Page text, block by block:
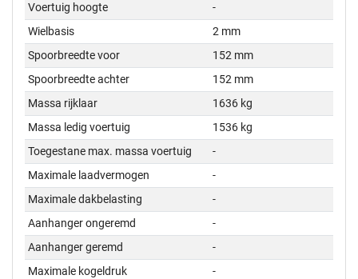
Voertuig hoogte
-
Wielbasis
2 mm
Spoorbreedte voor
152 mm
Spoorbreedte achter
152 mm
Massa rijklaar
1636 kg
Massa ledig voertuig
1536 kg
Toegestane max. massa voertuig
-
Maximale laadvermogen
-
Maximale dakbelasting
-
Aanhanger ongeremd
-
Aanhanger geremd
-
Maximale kogeldruk
-